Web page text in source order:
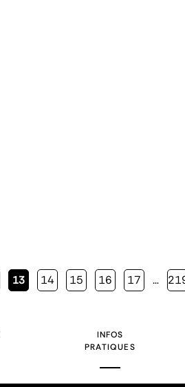
Page
13 Page
14 Page
15 Page
16 Page
17 …
INFOS
PRATIQUES